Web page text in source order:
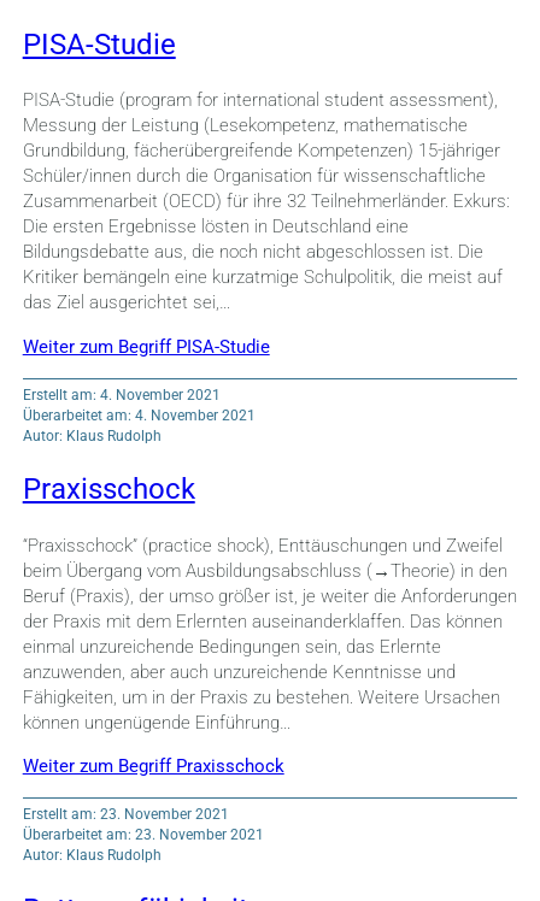
PISA-Studie
PISA-Studie (program for international student assessment),
Messung der Leistung (Lesekompetenz, mathematische
Grundbildung, fächerübergreifende Kompetenzen) 15-jähriger
Schüler/innen durch die Organisation für wissenschaftliche
Zusammenarbeit (OECD) für ihre 32 Teilnehmerländer. Exkurs:
Die ersten Ergebnisse lösten in Deutschland eine
Bildungsdebatte aus, die noch nicht abgeschlossen ist. Die
Kritiker bemängeln eine kurzatmige Schulpolitik, die meist auf
das Ziel ausgerichtet sei,…
Weiter zum Begriff PISA-Studie
Erstellt am: 4. November 2021
Überarbeitet am: 4. November 2021
Autor: Klaus Rudolph
Praxisschock
“Praxisschock” (practice shock), Enttäuschungen und Zweifel
beim Übergang vom Ausbildungsabschluss (→Theorie) in den
Beruf (Praxis), der umso größer ist, je weiter die Anforderungen
der Praxis mit dem Erlernten auseinanderklaffen. Das können
einmal unzureichende Bedingungen sein, das Erlernte
anzuwenden, aber auch unzureichende Kenntnisse und
Fähigkeiten, um in der Praxis zu bestehen. Weitere Ursachen
können ungenügende Einführung…
Weiter zum Begriff Praxisschock
Erstellt am: 23. November 2021
Überarbeitet am: 23. November 2021
Autor: Klaus Rudolph